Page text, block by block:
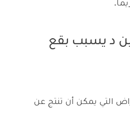
د يسبب بقع
التي يمكن أن تنتج عن